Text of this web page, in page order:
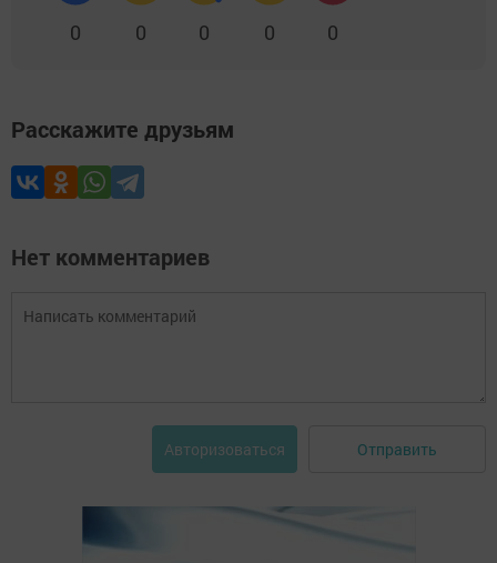
0 0 0 0 0
Расскажите друзьям
Нет комментариев
Авторизоваться Отправить